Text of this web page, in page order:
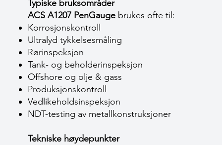
Typiske bruksområder
ACS A1207 PenGauge brukes ofte til:
Korrosjonskontroll
Ultralyd tykkelsesmåling
Rørinspeksjon
Tank- og beholderinspeksjon
Offshore og olje & gass
Produksjonskontroll
Vedlikeholdsinspeksjon
NDT-testing av metallkonstruksjoner
Tekniske høydepunkter